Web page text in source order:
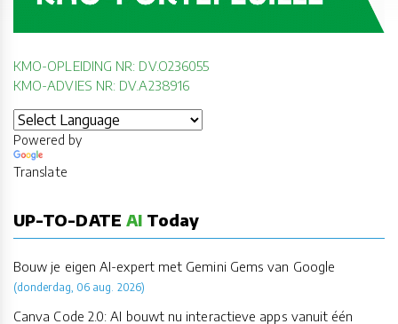
KMO-OPLEIDING NR: DV.O236055
KMO-ADVIES NR: DV.A238916
Powered by
Translate
UP-TO-DATE AI Today
Bouw je eigen AI-expert met Gemini Gems van Google
(donderdag, 06 aug. 2026)
Canva Code 2.0: AI bouwt nu interactieve apps vanuit één